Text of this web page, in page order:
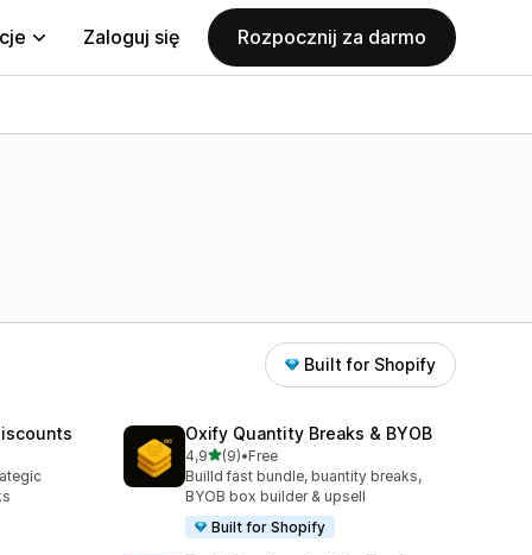
Zaloguj się Rozpocznij za darmo
Built for Shopify
Oxify Quantity Breaks & BYOB
4,9na 5 gwiazdek
(9)
Łączna liczba recenzji: 9
•Free
Builld fast bundle, buantity breaks,
BYOB box builder & upsell
Built for Shopify